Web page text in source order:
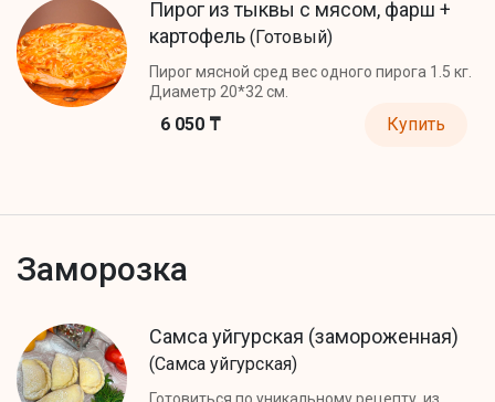
Пирог из тыквы с мясом, фарш +
картофель (Готовый)
Пирог мясной сред вес одного пирога 1.5 кг.
Диаметр 20*32 см.
6 050 ₸ Купить
Заморозка
Самса уйгурская (замороженная)
(Самса уйгурская)
Готовиться по уникальному рецепту, из